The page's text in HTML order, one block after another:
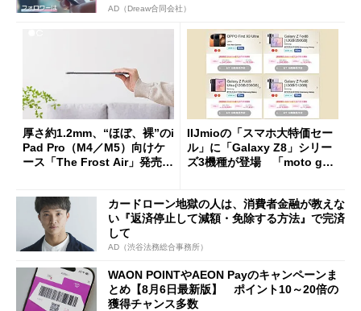
AD（Dreaw合同会社）
厚さ約1.2mm、“ほぼ、裸”のi
Pad Pro（M4／M5）向けケ
ース「The Frost Air」発売
IIJmioの「スマホ大特価セー
ル」に「Galaxy Z8」シリー
ズ3機種が登場 「moto g37
カードローン地獄の人は、消費者金融が教えな
い『返済停止して減額・免除する方法』で完済
して
AD（渋谷法務総合事務所）
WAON POINTやAEON Payのキャンペーンま
とめ【8月6日最新版】 ポイント10～20倍の
獲得チャンス多数